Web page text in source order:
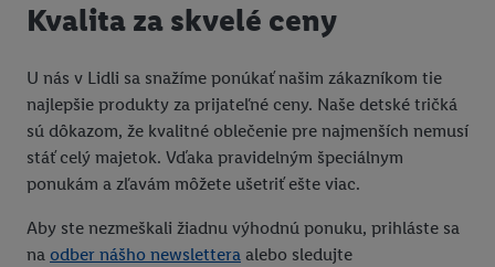
Kvalita za skvelé ceny
U nás v Lidli sa snažíme ponúkať našim zákazníkom tie
najlepšie produkty za prijateľné ceny. Naše detské tričká
sú dôkazom, že kvalitné oblečenie pre najmenších nemusí
stáť celý majetok. Vďaka pravidelným špeciálnym
ponukám a zľavám môžete ušetriť ešte viac.
Aby ste nezmeškali žiadnu výhodnú ponuku, prihláste sa
na odber nášho newslettera alebo sledujte